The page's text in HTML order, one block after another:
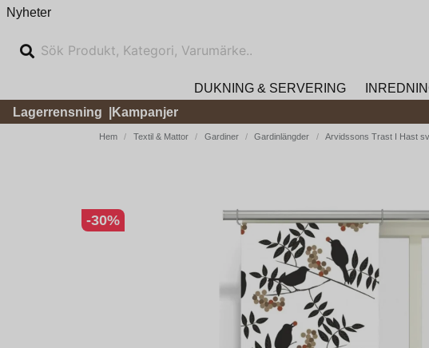
Nyheter
DUKNING & SERVERING
Lagerrensning
Kampanjer
Hem Textil & Mattor Gardiner Gardinlängder Arvidssons Trast I Hast
-30%